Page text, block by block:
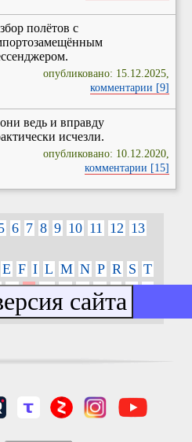
полётов с
опубликовано: 15.12.2025,
комментарии [9]
ведь и вправду
исчезли.
опубликовано: 10.12.2020,
комментарии [15]
6 7 8 9 10 11 12 13
E F I L M N P R S T
И К М Н О П Р С Т